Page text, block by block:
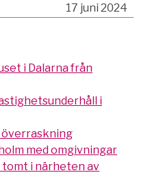
17 juni 2024
i Dalarna från
i
överraskning
med omgivningar
i närheten av